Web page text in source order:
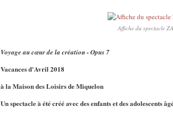
Affiche du spectacle
Voyage au cœur de la création - Opus 7
Vacances d'Avril 2018
à la Maison des Loisirs de Miquelon
Un spectacle à été créé avec des enfants et des adolescents